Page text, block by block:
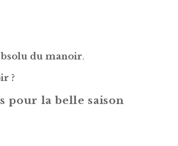
du manoir.
?
pour la belle saison